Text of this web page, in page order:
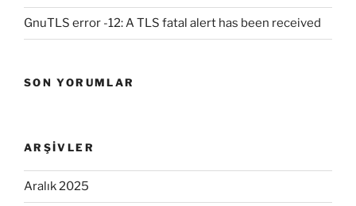
GnuTLS error -12: A TLS fatal alert has been received
SON YORUMLAR
ARŞIVLER
Aralık 2025